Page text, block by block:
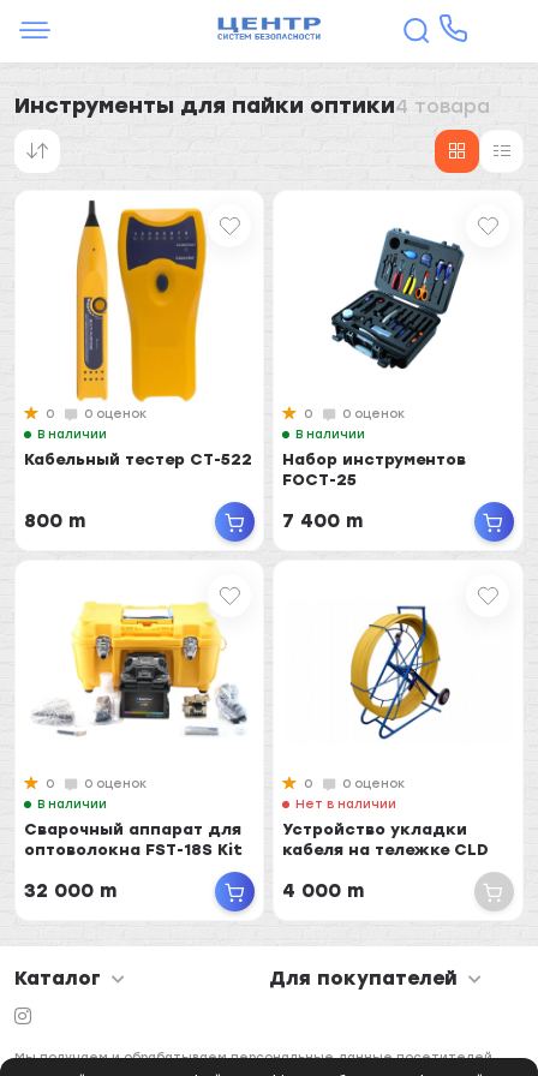
Инструменты для пайки оптики4 товара
0
0 оценок
В наличии
Кабельный тестер CT-522
800 m
0
0 оценок
В наличии
Набор инструментов
FOCT-25
7 400 m
0
0 оценок
В наличии
Сварочный аппарат для
оптоволокна FST-18S Kit
32 000 m
0
0 оценок
Нет в наличии
Устройство укладки
кабеля на тележке CLD
4 000 m
Каталог Для покупателей
Мы получаем и обрабатываем персональные данные посетителей